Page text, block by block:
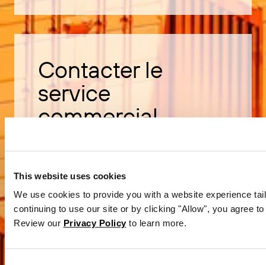
This website uses cookies
We use cookies to provide you with a website experience
continuing to use our site or by clicking "Allow", you agree
Review our Privacy Policyto learn more.
Contacter le
service
commercial
Découvrez comment acheter le
Contacter le service commercial